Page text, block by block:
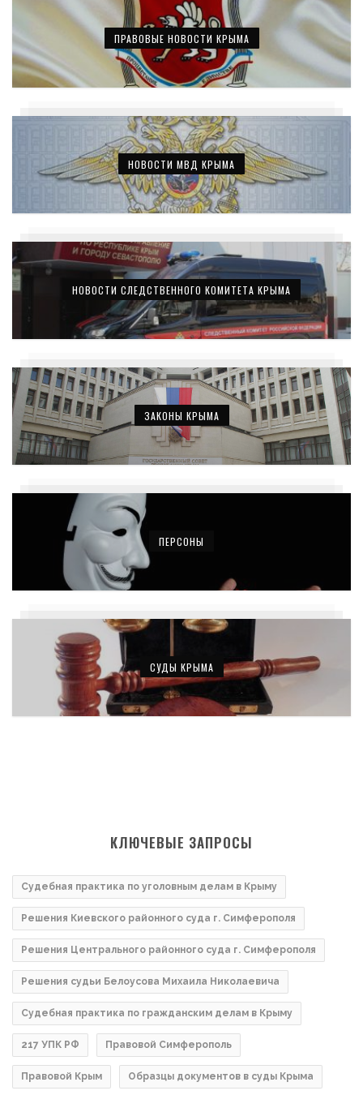
ПРАВОВЫЕ НОВОСТИ КРЫМА
НОВОСТИ МВД КРЫМА
НОВОСТИ СЛЕДСТВЕННОГО КОМИТЕТА КРЫМА
ЗАКОНЫ КРЫМА
ПЕРСОНЫ
СУДЫ КРЫМА
КЛЮЧЕВЫЕ ЗАПРОСЫ
Судебная практика по уголовным делам в Крыму
Решения Киевского районного суда г. Симферополя
Решения Центрального районного суда г. Симферополя
Решения судьи Белоусова Михаила Николаевича
Судебная практика по гражданским делам в Крыму
217 УПК РФ Правовой Симферополь
Правовой Крым Образцы документов в суды Крыма